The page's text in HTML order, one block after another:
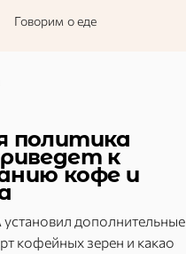
Говорим о еде
политика
к
кофе и
дополнительные
кофейных зерен и какао